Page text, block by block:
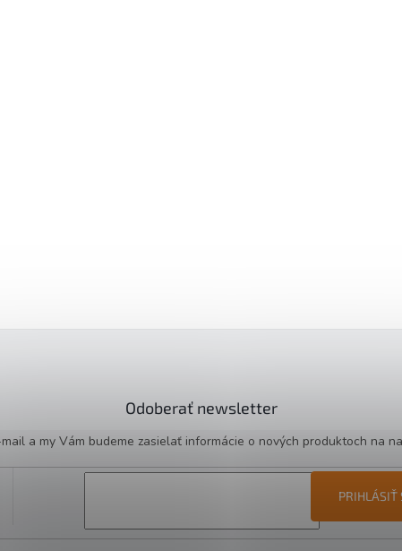
Odoberať newsletter
a my Vám budeme zasielať informácie o nových produktoch na
PRIHLÁSIŤ